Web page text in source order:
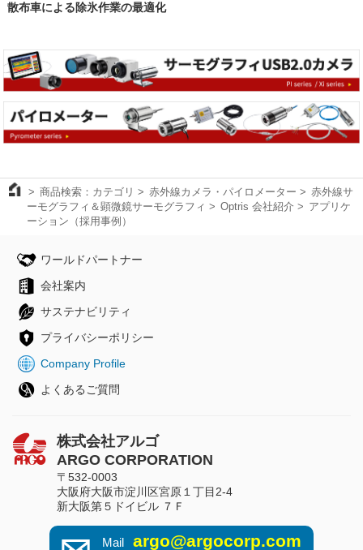
散布車による除氷作業の最適化
商品検索：カテゴリ 赤外線カメラ・パイロメーター
赤外線サ
ーモグラフィ＆顕微鏡サーモグラフィ
Optris 会社紹介
アプリケ
ーション（採用事例）
ワールドパートナー
会社案内
サステナビリティ
プライバシーポリシー
Company Profile
よくあるご質問
株式会社アルゴ
ARGO CORPORATION
〒532-0003
大阪府大阪市淀川区宮原１丁目2-4
新大阪第５ドイビル ７Ｆ
Mail argo@argocorp.com